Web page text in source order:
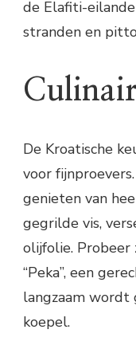
de Elafiti-
stranden en
De Kroatische
voor
genieten van
gegrilde vis,
olijfolie.
“Peka”, een
langzaam wordt
koepel.